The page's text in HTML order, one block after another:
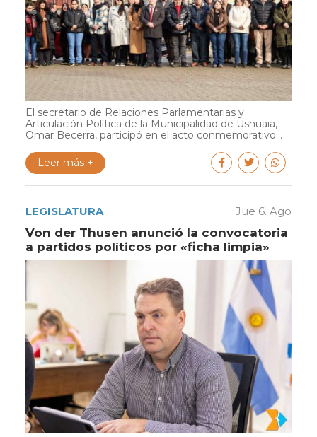
El secretario de Relaciones Parlamentarias y
Articulación Política de la Municipalidad de Ushuaia,
Omar Becerra, participó en el acto conmemorativo...
Leer más +
LEGISLATURA Jue 6. Ago
Von der Thusen anunció la convocatoria
a partidos políticos por «ficha limpia»